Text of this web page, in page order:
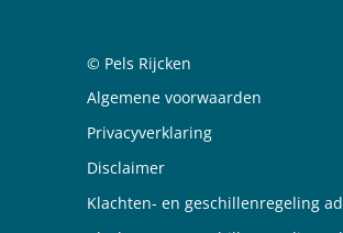
Juridische informatie
© Pels Rijcken
Algemene voorwaarden
Privacyverklaring
Disclaimer
Klachten- en geschillenregeling